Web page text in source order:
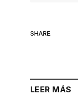
SHARE.
LEER MÁS